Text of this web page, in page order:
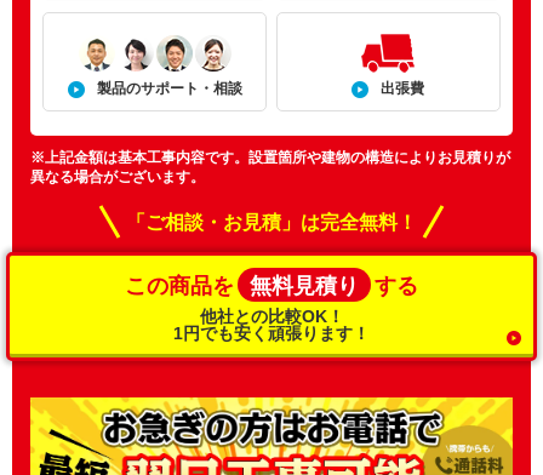
製品のサポート・相談 出張費
※上記金額は基本工事内容です。設置箇所や建物の構造によりお見積りが
異なる場合がございます。
「ご相談・お見積」は完全無料！
この商品を 無料見積り する
他社との比較OK！
1円でも安く頑張ります！